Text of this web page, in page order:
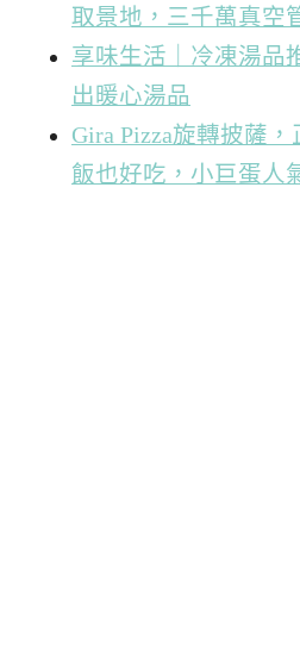
取景地，三千萬真空
享味生活｜冷凍湯品
出暖心湯品
Gira Pizza旋轉披薩
飯也好吃，小巨蛋人